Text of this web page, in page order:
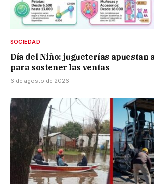
SOCIEDAD
Día del Niño: jugueterías apuestan
para sostener las ventas
6 de agosto de 2026